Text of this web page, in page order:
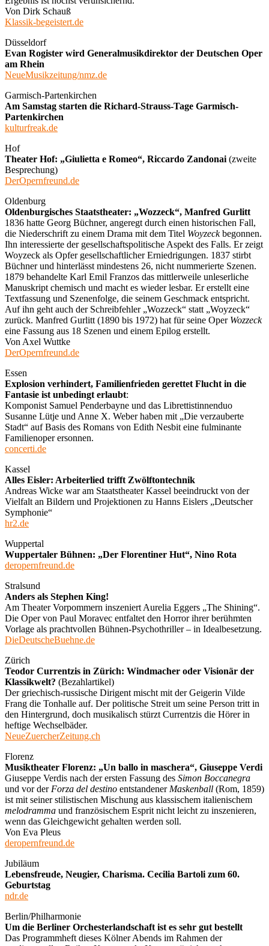
Von Dirk Schauß
Klassik-begeistert.de
Düsseldorf
Evan Rogister wird Generalmusikdirektor der Deutschen Oper
am Rhein
NeueMusikzeitung/nmz.de
Garmisch-Partenkirchen
Am Samstag starten die Richard-Strauss-Tage Garmisch-
Partenkirchen
kulturfreak.de
Hof
Theater Hof: „Giulietta e Romeo“, Riccardo Zandonai (zweite
Besprechung)
DerOpernfreund.de
Oldenburg
Oldenburgisches Staatstheater: „Wozzeck“, Manfred Gurlitt
1836 hatte Georg Büchner, angeregt durch einen historischen Fall,
die Niederschrift zu einem Drama mit dem Titel Woyzeckbegonnen.
Ihn interessierte der gesellschaftspolitische Aspekt des Falls. Er zeigt
Woyzeck als Opfer gesellschaftlicher Erniedrigungen. 1837 stirbt
Büchner und hinterlässt mindestens 26, nicht nummerierte Szenen.
1879 behandelte Karl Emil Franzos das mittlerweile unleserliche
Manuskript chemisch und macht es wieder lesbar. Er erstellt eine
Textfassung und Szenenfolge, die seinem Geschmack entspricht.
Auf ihn geht auch der Schreibfehler „Wozzeck“ statt „Woyzeck“
zurück. Manfred Gurlitt (1890 bis 1972) hat für seine Oper Wozzeck
eine Fassung aus 18 Szenen und einem Epilog erstellt.
Von Axel Wuttke
DerOpernfreund.de
Essen
Explosion verhindert, Familienfrieden gerettet Flucht in die
Fantasie ist unbedingt erlaubt:
Komponist Samuel Penderbayne und das Librettistinnenduo
Susanne Lütje und Anne X. Weber haben mit „Die verzauberte
Stadt“ auf Basis des Romans von Edith Nesbit eine fulminante
Familienoper ersonnen.
concerti.de
Kassel
Alles Eisler: Arbeiterlied trifft Zwölftontechnik
Andreas Wicke war am Staatstheater Kassel beeindruckt von der
Vielfalt an Bildern und Projektionen zu Hanns Eislers „Deutscher
Symphonie“
hr2.de
Wuppertal
Wuppertaler Bühnen: „Der Florentiner Hut“, Nino Rota
deropernfreund.de
Stralsund
Anders als Stephen King!
Am Theater Vorpommern inszeniert Aurelia Eggers „The Shining“.
Die Oper von Paul Moravec entfaltet den Horror ihrer berühmten
Vorlage als prachtvollen Bühnen-Psychothriller – in Idealbesetzung.
DieDeutscheBuehne.de
Zürich
Teodor Currentzis in Zürich: Windmacher oder Visionär der
Klassikwelt? (Bezahlartikel)
Der griechisch-russische Dirigent mischt mit der Geigerin Vilde
Frang die Tonhalle auf. Der politische Streit um seine Person tritt in
den Hintergrund, doch musikalisch stürzt Currentzis die Hörer in
heftige Wechselbäder.
NeueZuercherZeitung.ch
Florenz
Musiktheater Florenz: „Un ballo in maschera“, Giuseppe Verdi
Giuseppe Verdis nach der ersten Fassung des Simon Boccanegra
und vor der Forza del destino entstandener Maskenball (Rom, 1859)
ist mit seiner stilistischen Mischung aus klassischem italienischem
melodramma und französischem Esprit nicht leicht zu inszenieren,
wenn das Gleichgewicht gehalten werden soll.
Von Eva Pleus
deropernfreund.de
Jubiläum
Lebensfreude, Neugier, Charisma. Cecilia Bartoli zum 60.
Geburtstag
ndr.de
Berlin/Philharmonie
Um die Berliner Orchesterlandschaft ist es sehr gut bestellt
Das Programmheft dieses Kölner Abends im Rahmen der